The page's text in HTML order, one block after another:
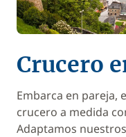
Crucero
Embarca en pareja,
crucero a medida
Adaptamos